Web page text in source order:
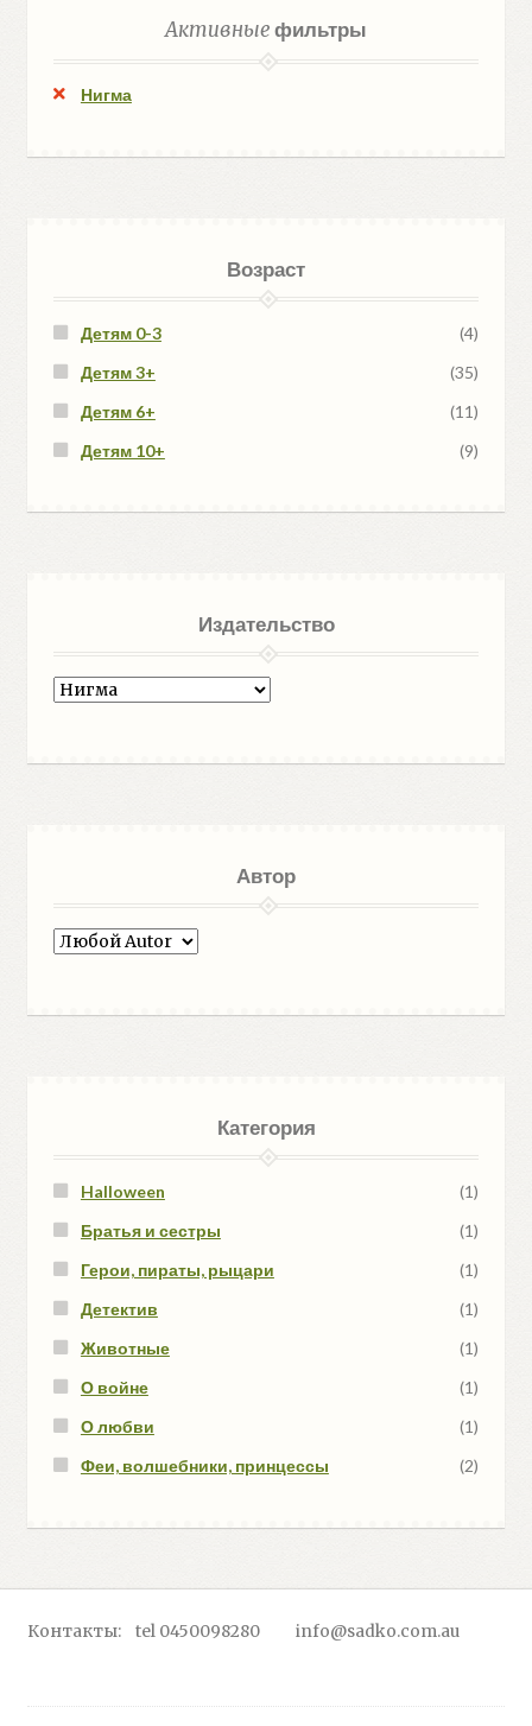
Активныефильтры
Нигма
Возраст
Детям 0-3
(4)
Детям 3+
(35)
Детям 6+
(11)
Детям 10+
(9)
Издательство
Автор
Категория
Halloween
(1)
Братья и сестры
(1)
Герои, пираты, рыцари
(1)
Детектив
(1)
Животные
(1)
О войне
(1)
О любви
(1)
Феи, волшебники, принцессы
(2)
Контакты: tel 0450098280 info@sadko.com.au